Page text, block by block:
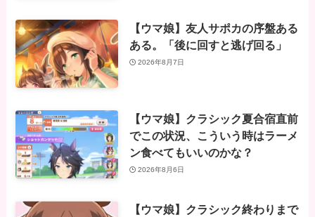
【ウマ娘】友人サポカの序盤ある
ある。「後に回すと逃げ回る」
2026年8月7日
【ウマ娘】クラシック夏合宿直前
でこの状況、こういう時はラーメ
ン食べてもいいのかな？
2026年8月6日
【ウマ娘】クラシック終わりまで